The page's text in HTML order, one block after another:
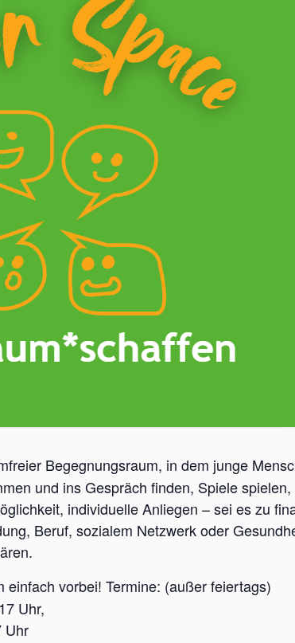
Begegnungsraum, in dem junge
und ins Gespräch finden, Spiele
individuelle Anliegen – sei es zu
Beruf, sozialem Netzwerk oder
einfach vorbei! Termine: (außer feiertags)
Uhr,
Uhr